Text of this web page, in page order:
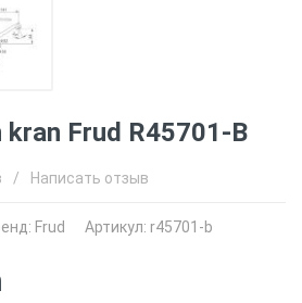
kran Frud R45701-B
/ Написать отзыв
Frud Артикул: r45701-b